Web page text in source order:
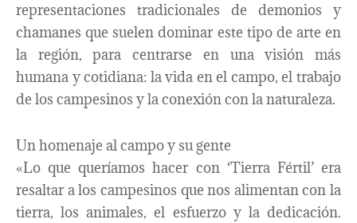
representaciones tradicionales de demonios y
chamanes que suelen dominar este tipo de arte en
la región, para centrarse en una visión más
humana y cotidiana: la vida en el campo, el trabajo
de los campesinos y la conexión con la naturaleza.
Un homenaje al campo y su gente
«Lo que queríamos hacer con ‘Tierra Fértil’ era
resaltar a los campesinos que nos alimentan con la
tierra, los animales, el esfuerzo y la dedicación.